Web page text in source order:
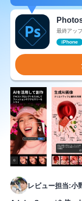
最終アッ
iPhone
レビュー担当:小